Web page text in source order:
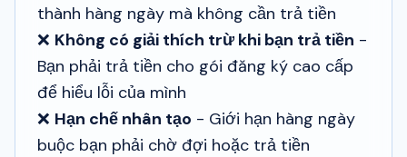
thành hàng ngày mà không cần trả tiền
❌ Không có giải thích trừ khi bạn trả tiền -
Bạn phải trả tiền cho gói đăng ký cao cấp
để hiểu lỗi của mình
❌ Hạn chế nhân tạo - Giới hạn hàng ngày
buộc bạn phải chờ đợi hoặc trả tiền